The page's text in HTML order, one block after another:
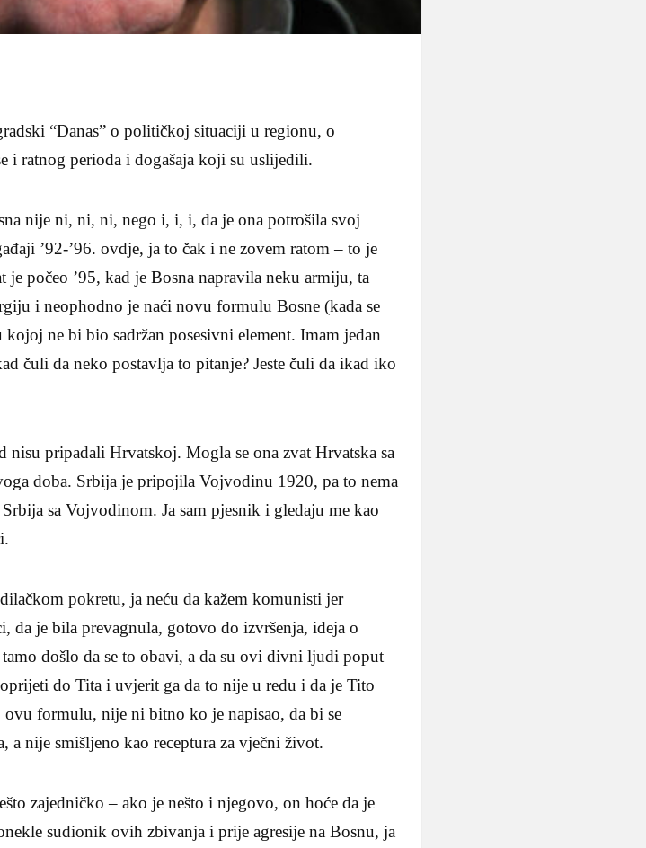
“Danas” o političkoj situaciji u regionu, o
i ratnog perioda i dogašaja koji su uslijedili.
nije ni, ni, ni, nego i, i, i, da je ona potrošila svoj
’92-’96. ovdje, ja to čak i ne zovem ratom – to je
počeo ’95, kad je Bosna napravila neku armiju, ta
i neophodno je naći novu formulu Bosne (kada se
ne bi bio sadržan posesivni element. Imam jedan
čuli da neko postavlja to pitanje? Jeste čuli da ikad iko
pripadali Hrvatskoj. Mogla se ona zvat Hrvatska sa
doba. Srbija je pripojila Vojvodinu 1920, pa to nema
sa Vojvodinom. Ja sam pjesnik i gledaju me kao
pokretu, ja neću da kažem komunisti jer
da je bila prevagnula, gotovo do izvršenja, ideja o
došlo da se to obavi, a da su ovi divni ljudi poput
do Tita i uvjerit ga da to nije u redu i da je Tito
ovu formulu, nije ni bitno ko je napisao, da bi se
a nije smišljeno kao receptura za vječni život.
zajedničko – ako je nešto i njegovo, on hoće da je
sudionik ovih zbivanja i prije agresije na Bosnu, ja